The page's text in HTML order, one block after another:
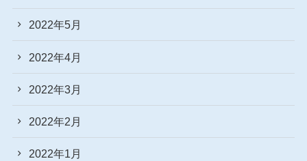
2022年5月
2022年4月
2022年3月
2022年2月
2022年1月